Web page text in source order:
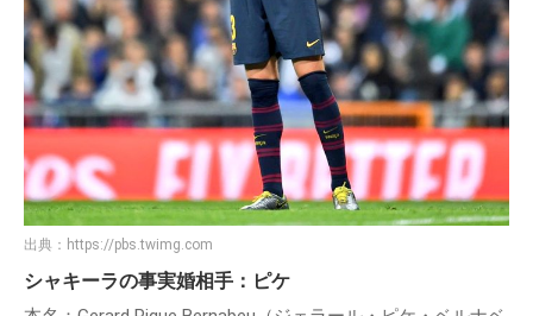
出典： https://pbs.twimg.com
シャキーラの事実婚相手：ピケ